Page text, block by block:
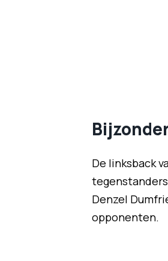
De linksback
Denzel
opponenten.